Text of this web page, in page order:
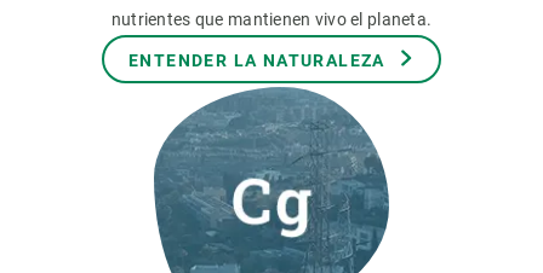
nutrientes que mantienen vivo el planeta.
ENTENDER LA NATURALEZA